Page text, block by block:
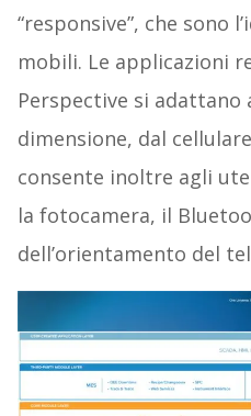
“responsive”, che sono
mobili. Le applicazioni
Perspective si adattano
dimensione, dal
consente inoltre agli
la fotocamera, il
dell’orientamento del